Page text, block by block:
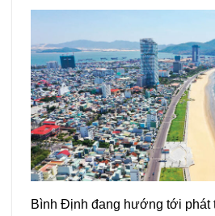
Bình Định đang hướng tới phát